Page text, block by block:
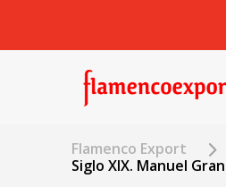
Flamenco Export
Siglo XIX. Manuel